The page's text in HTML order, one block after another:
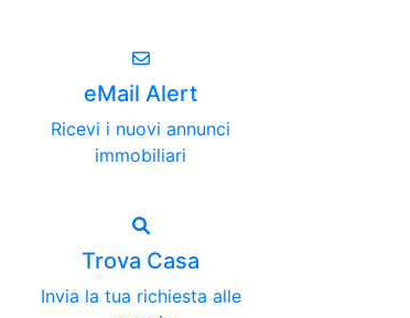
eMail Alert
Ricevi i nuovi annunci
immobiliari
Trova Casa
Invia la tua richiesta alle